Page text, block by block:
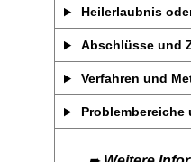
Heilerlaubnis
Abschlüsse und
Verfahren und
Problembereiche